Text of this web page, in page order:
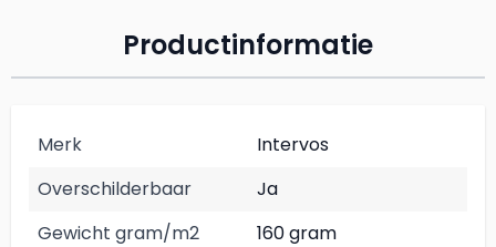
Productinformatie
Merk
Intervos
Overschilderbaar
Ja
Gewicht gram/m2
160 gram